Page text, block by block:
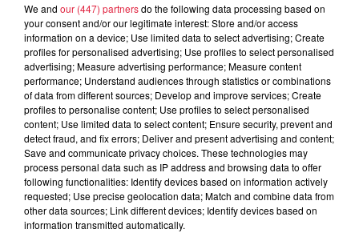
Date
du4 décembre 2019 à 0h00
au4 décembre 2019 à 0h00
Lieu Le Treize - COLMAR (68)
Organisateur
https://www.facebook.com/
We and our (447) partnersdo the following data processing based on
your consent and/or our legitimate interest: Store and/or access
information on a device; Use limited data to select advertising; Create
profiles for personalised advertising; Use profiles to select personalised
advertising; Measure advertising performance; Measure content
performance; Understand audiences through statistics or combinations
of data from different sources; Develop and improve services; Create
profiles to personalise content; Use profiles to select personalised
content; Use limited data to select content; Ensure security, prevent and
detect fraud, and fix errors; Deliver and present advertising and content;
Save and communicate privacy choices. These technologies may
process personal data such as IP address and browsing data to offer
following functionalities: Identify devices based on information actively
requested; Use precise geolocation data; Match and combine data from
other data sources; Link different devices; Identify devices based on
information transmitted automatically.